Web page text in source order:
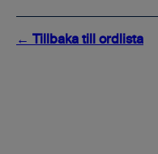
← Tillbaka till ordlista